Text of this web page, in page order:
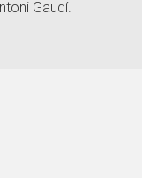
Gaudí.